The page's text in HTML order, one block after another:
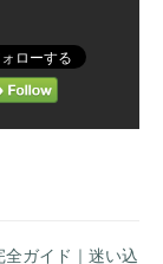
全ガイド｜迷い込